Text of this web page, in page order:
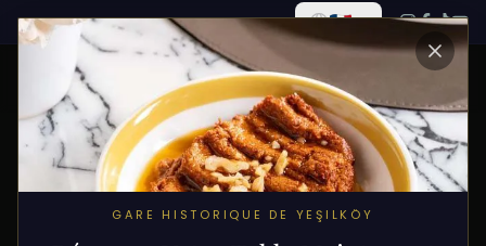
TOUS LES ARTICLES
GARE HISTORIQUE DE YEŞILKÖY